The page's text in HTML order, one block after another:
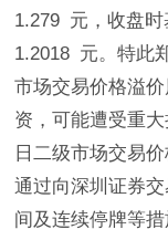
1.279 元，收盘
1.2018 元。特此
市场交易价格溢
资，可能遭受重
日二级市场交易
通过向深圳证券
间及连续停牌等